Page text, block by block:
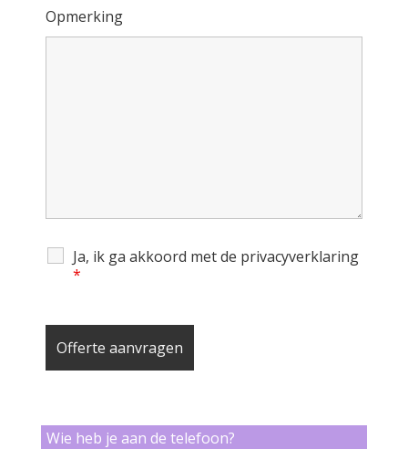
Opmerking
Ja, ik ga akkoord met de privacyverklaring
*
Wie heb je aan de telefoon?